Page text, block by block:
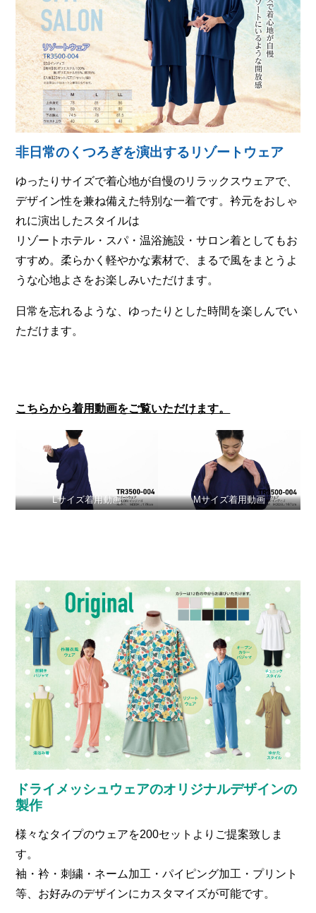
非日常のくつろぎを演出するリゾートウェア
ゆったりサイズで着心地が自慢のリラックスウェアで、
デザイン性を兼ね備えた特別な一着です。衿元をおしゃ
れに演出したスタイルは
リゾートホテル・スパ・温浴施設・サロン着としてもお
すすめ。柔らかく軽やかな素材で、まるで風をまとうよ
うな心地よさをお楽しみいただけます。
日常を忘れるような、ゆったりとした時間を楽しんでい
ただけます。
こちらから着用動画をご覧いただけます。
Lサイズ着用動画 Mサイズ着用動画
ドライメッシュウェアのオリジナルデザインの
製作
様々なタイプのウェアを200セットよりご提案致しま
す。
袖・衿・刺繍・ネーム加工・パイピング加工・プリント
等、お好みのデザインにカスタマイズが可能です。